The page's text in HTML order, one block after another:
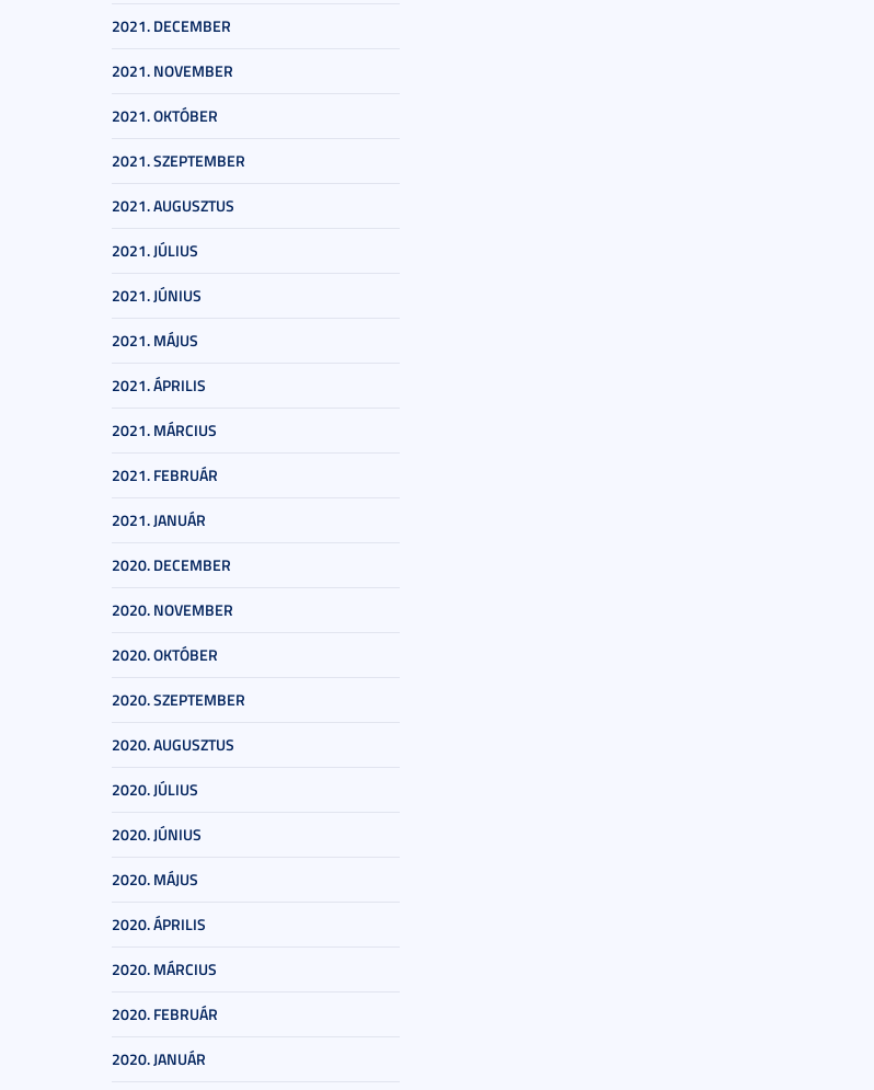
2021. DECEMBER
2021. NOVEMBER
2021. OKTÓBER
2021. SZEPTEMBER
2021. AUGUSZTUS
2021. JÚLIUS
2021. JÚNIUS
2021. MÁJUS
2021. ÁPRILIS
2021. MÁRCIUS
2021. FEBRUÁR
2021. JANUÁR
2020. DECEMBER
2020. NOVEMBER
2020. OKTÓBER
2020. SZEPTEMBER
2020. AUGUSZTUS
2020. JÚLIUS
2020. JÚNIUS
2020. MÁJUS
2020. ÁPRILIS
2020. MÁRCIUS
2020. FEBRUÁR
2020. JANUÁR